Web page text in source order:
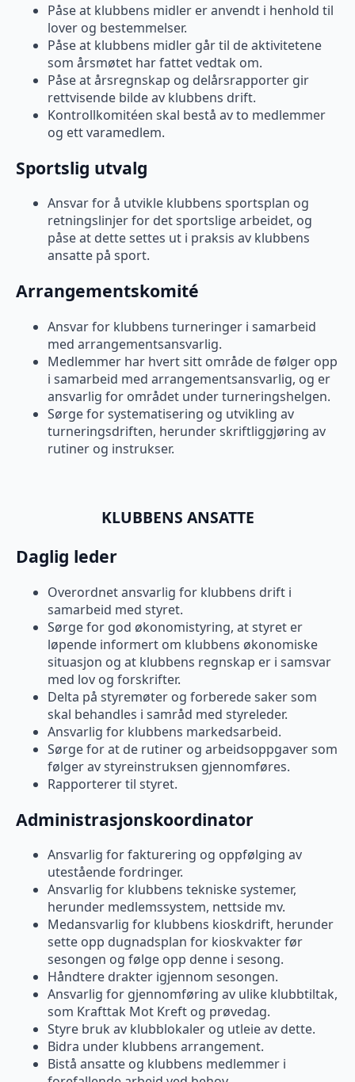
Påse at klubbens midler er anvendt i henhold til
lover og bestemmelser.
Påse at klubbens midler går til de aktivitetene
som årsmøtet har fattet vedtak om.
Påse at årsregnskap og delårsrapporter gir
rettvisende bilde av klubbens drift.
Kontrollkomitéen skal bestå av to medlemmer
og ett varamedlem.
Sportslig utvalg
Ansvar for å utvikle klubbens sportsplan og
retningslinjer for det sportslige arbeidet, og
påse at dette settes ut i praksis av klubbens
ansatte på sport.
Arrangementskomité
Ansvar for klubbens turneringer i samarbeid
med arrangementsansvarlig.
Medlemmer har hvert sitt område de følger opp
i samarbeid med arrangementsansvarlig, og er
ansvarlig for området under turneringshelgen.
Sørge for systematisering og utvikling av
turneringsdriften, herunder skriftliggjøring av
rutiner og instrukser.
KLUBBENS ANSATTE
Daglig leder
Overordnet ansvarlig for klubbens drift i
samarbeid med styret.
Sørge for god økonomistyring, at styret er
løpende informert om klubbens økonomiske
situasjon og at klubbens regnskap er i samsvar
med lov og forskrifter.
Delta på styremøter og forberede saker som
skal behandles i samråd med styreleder.
Ansvarlig for klubbens markedsarbeid.
Sørge for at de rutiner og arbeidsoppgaver som
følger av styreinstruksen gjennomføres.
Rapporterer til styret.
Administrasjonskoordinator
Ansvarlig for fakturering og oppfølging av
utestående fordringer.
Ansvarlig for klubbens tekniske systemer,
herunder medlemssystem, nettside mv.
Medansvarlig for klubbens kioskdrift, herunder
sette opp dugnadsplan for kioskvakter før
sesongen og følge opp denne i sesong.
Håndtere drakter igjennom sesongen.
Ansvarlig for gjennomføring av ulike klubbtiltak,
som Krafttak Mot Kreft og prøvedag.
Styre bruk av klubblokaler og utleie av dette.
Bidra under klubbens arrangement.
Bistå ansatte og klubbens medlemmer i